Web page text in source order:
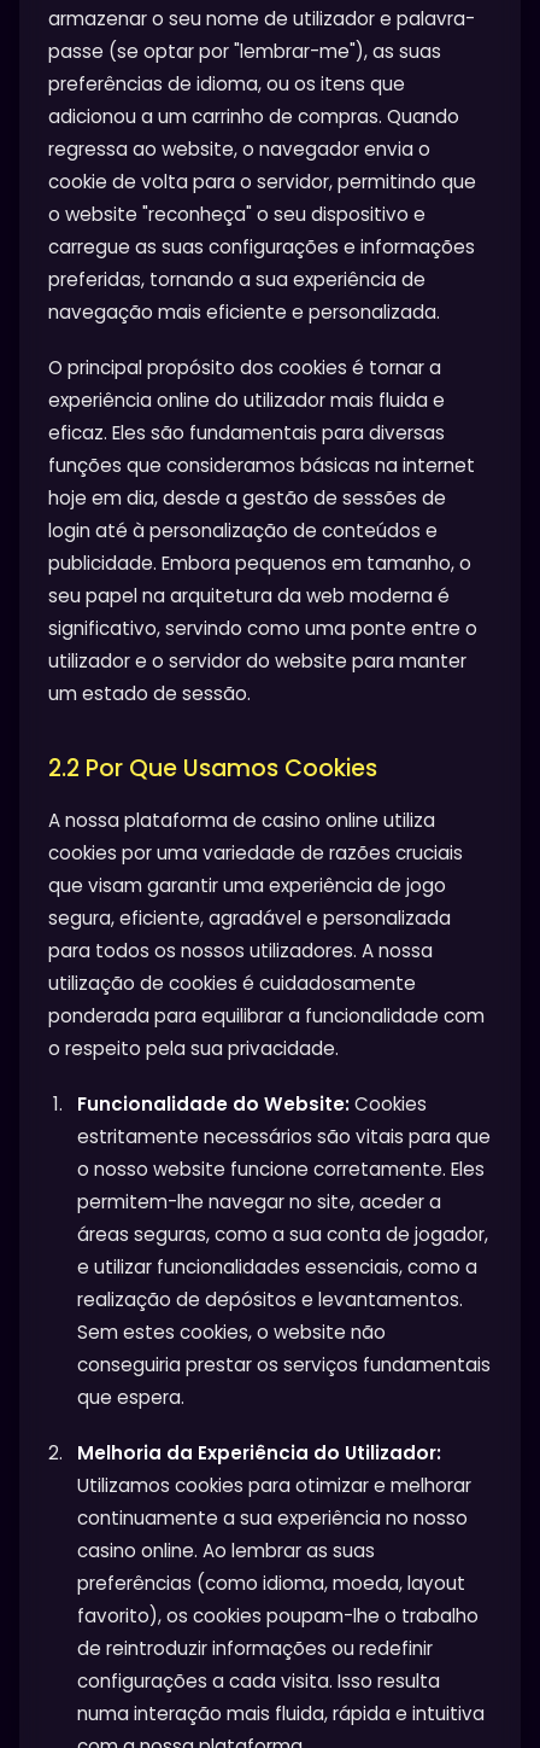
armazenar o seu nome de utilizador e palavra-
passe (se optar por "lembrar-me"), as suas
preferências de idioma, ou os itens que
adicionou a um carrinho de compras. Quando
regressa ao website, o navegador envia o
cookie de volta para o servidor, permitindo que
o website "reconheça" o seu dispositivo e
carregue as suas configurações e informações
preferidas, tornando a sua experiência de
navegação mais eficiente e personalizada.
O principal propósito dos cookies é tornar a
experiência online do utilizador mais fluida e
eficaz. Eles são fundamentais para diversas
funções que consideramos básicas na internet
hoje em dia, desde a gestão de sessões de
login até à personalização de conteúdos e
publicidade. Embora pequenos em tamanho, o
seu papel na arquitetura da web moderna é
significativo, servindo como uma ponte entre o
utilizador e o servidor do website para manter
um estado de sessão.
2.2 Por Que Usamos Cookies
A nossa plataforma de casino online utiliza
cookies por uma variedade de razões cruciais
que visam garantir uma experiência de jogo
segura, eficiente, agradável e personalizada
para todos os nossos utilizadores. A nossa
utilização de cookies é cuidadosamente
ponderada para equilibrar a funcionalidade com
o respeito pela sua privacidade.
Funcionalidade do Website:Cookies
estritamente necessários são vitais para que
o nosso website funcione corretamente. Eles
permitem-lhe navegar no site, aceder a
áreas seguras, como a sua conta de jogador,
e utilizar funcionalidades essenciais, como a
realização de depósitos e levantamentos.
Sem estes cookies, o website não
conseguiria prestar os serviços fundamentais
que espera.
Melhoria da Experiência do Utilizador:
Utilizamos cookies para otimizar e melhorar
continuamente a sua experiência no nosso
casino online. Ao lembrar as suas
preferências (como idioma, moeda, layout
favorito), os cookies poupam-lhe o trabalho
de reintroduzir informações ou redefinir
configurações a cada visita. Isso resulta
numa interação mais fluida, rápida e intuitiva